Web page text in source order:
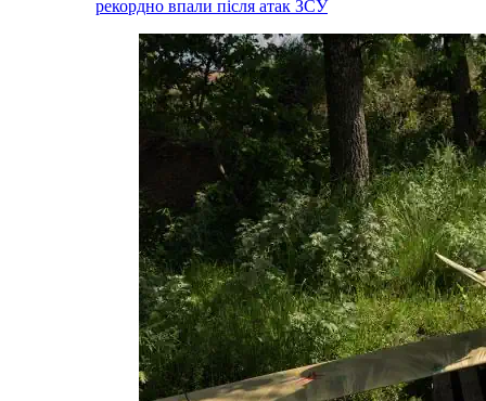
рекордно впали після атак ЗСУ